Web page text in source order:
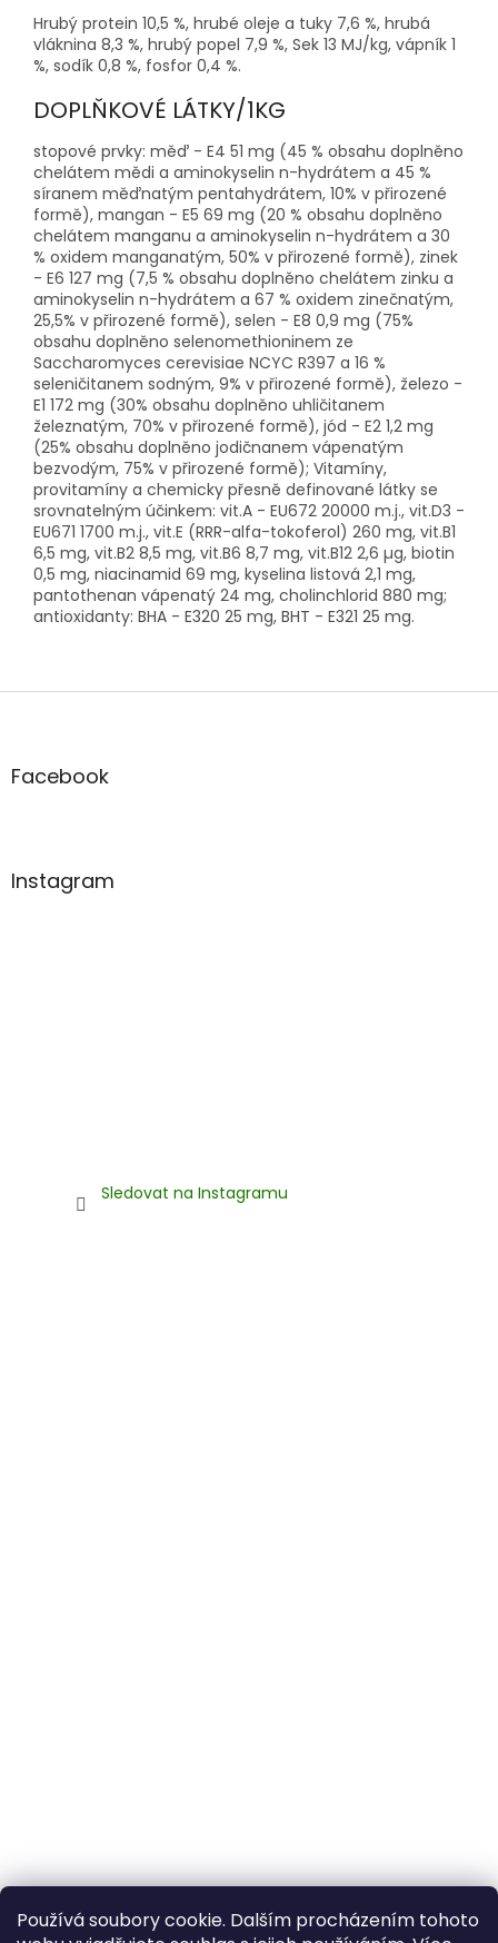
Používá soubory cookie. Dalším procházením tohoto
Hrubý protein 10,5 %, hrubé oleje a tuky 7,6 %, hrubá
vláknina 8,3 %, hrubý popel 7,9 %, Sek 13 MJ/kg, vápník 1
%, sodík 0,8 %, fosfor 0,4 %.
DOPLŇKOVÉ LÁTKY/1KG
stopové prvky: měď - E4 51 mg (45 % obsahu doplněno
chelátem mědi a aminokyselin n-hydrátem a 45 %
síranem měďnatým pentahydrátem, 10% v přirozené
formě), mangan - E5 69 mg (20 % obsahu doplněno
chelátem manganu a aminokyselin n-hydrátem a 30
% oxidem manganatým, 50% v přirozené formě), zinek
- E6 127 mg (7,5 % obsahu doplněno chelátem zinku a
aminokyselin n-hydrátem a 67 % oxidem zinečnatým,
25,5% v přirozené formě), selen - E8 0,9 mg (75%
obsahu doplněno selenomethioninem ze
Saccharomyces cerevisiae NCYC R397 a 16 %
seleničitanem sodným, 9% v přirozené formě), železo -
E1 172 mg (30% obsahu doplněno uhličitanem
železnatým, 70% v přirozené formě), jód - E2 1,2 mg
(25% obsahu doplněno jodičnanem vápenatým
bezvodým, 75% v přirozené formě); Vitamíny,
provitamíny a chemicky přesně definované látky se
srovnatelným účinkem: vit.A - EU672 20000 m.j., vit.D3 -
EU671 1700 m.j., vit.E (RRR-alfa-tokoferol) 260 mg, vit.B1
6,5 mg, vit.B2 8,5 mg, vit.B6 8,7 mg, vit.B12 2,6 µg, biotin
0,5 mg, niacinamid 69 mg, kyselina listová 2,1 mg,
pantothenan vápenatý 24 mg, cholinchlorid 880 mg;
antioxidanty: BHA - E320 25 mg, BHT - E321 25 mg.
Z
aFacebook
Instagram
Sledovat na Instagramu